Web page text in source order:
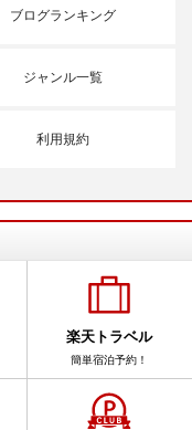
ブログランキング
ジャンル一覧
利用規約
楽天トラベル
簡単宿泊予約！